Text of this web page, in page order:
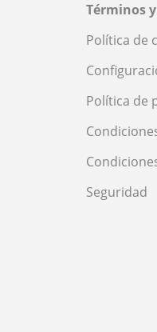
Términos
Política de
Política de
Seguridad